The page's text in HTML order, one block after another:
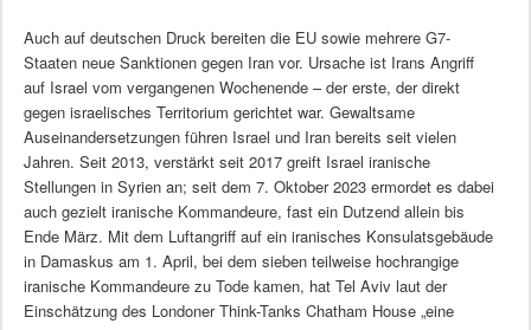
Auch auf deutschen Druck bereiten die EU sowie mehrere G7-
Staaten neue Sanktionen gegen Iran vor. Ursache ist Irans Angriff
auf Israel vom vergangenen Wochenende – der erste, der direkt
gegen israelisches Territorium gerichtet war. Gewaltsame
Auseinandersetzungen führen Israel und Iran bereits seit vielen
Jahren. Seit 2013, verstärkt seit 2017 greift Israel iranische
Stellungen in Syrien an; seit dem 7. Oktober 2023 ermordet es dabei
auch gezielt iranische Kommandeure, fast ein Dutzend allein bis
Ende März. Mit dem Luftangriff auf ein iranisches Konsulatsgebäude
in Damaskus am 1. April, bei dem sieben teilweise hochrangige
iranische Kommandeure zu Tode kamen, hat Tel Aviv laut der
Einschätzung des Londoner Think-Tanks Chatham House „eine